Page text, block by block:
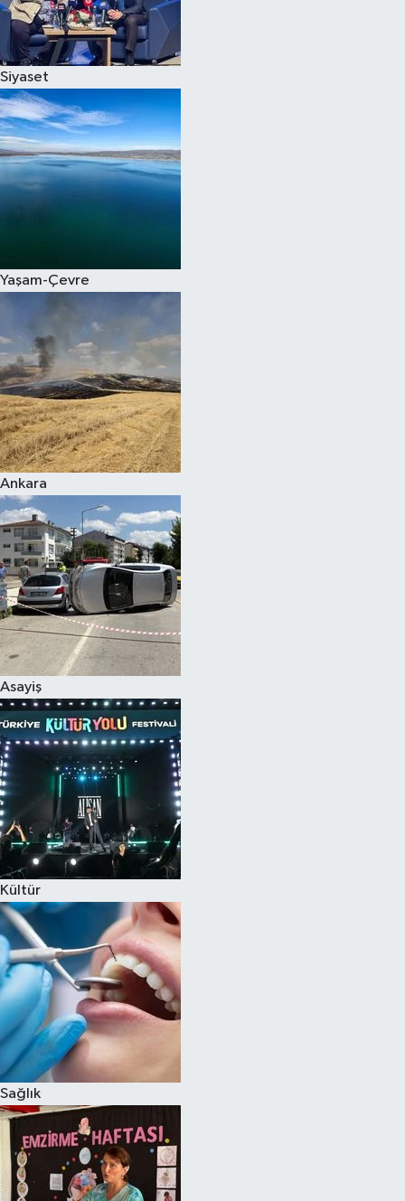
Siyaset
Yaşam-Çevre
Ankara
Asayiş
Kültür
Sağlık
Spor
Çocuk
Eğitim
Kim kimdir?
Kültür Sanat
Sağlık
Siyaset
Teknoloji
Televizyon
Yaşam-Çevre